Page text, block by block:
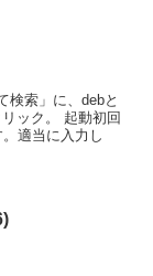
検索」に、debと
ック。 起動初回
適当に入力し